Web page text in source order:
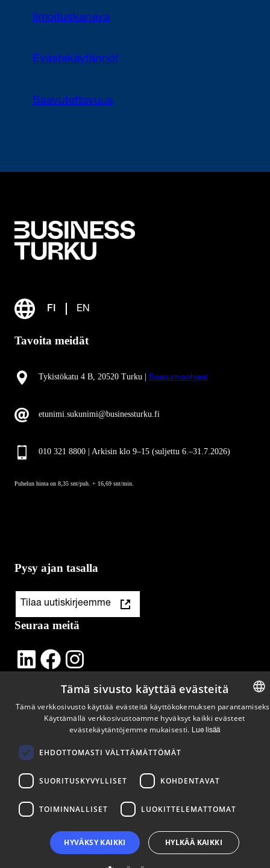
Ilmoituskanava
Evästekäytännöt
Saavutettavuus
FI EN
Tavoita meidät
Tykistökatu 4 B, 20520 Turku | Saapumisohjeet
etunimi.sukunimi@businessturku.fi
010 321 8800 | Arkisin klo 9–15 (suljettu 6.–31.7.2026)
Puhelun hinta on 8,35 snt/puh. + 16,69 snt/min.
Pysy ajan tasalla
Tilaa uutiskirjeemme
Seuraa meitä
LinkedIn Facebook Instagram
Tämä sivusto käyttää evästeitä
Tämä verkkosivusto käyttää evästeitä käyttökokemuksen
Käyttämällä verkkosivustoamme hyväksyt kaikki evästeet
evästekäytäntöjemme mukaisesti. Lue lisää
EHDOTTOMASTI VÄLTTÄMÄTTÖMÄT
SUORITUSKYVYLLISET KOHDENTAVAT
TOIMINNALLISET LUOKITTELEMATTOMAT
HYVÄKSY KAIKKI HYLKÄÄ KAIKKI